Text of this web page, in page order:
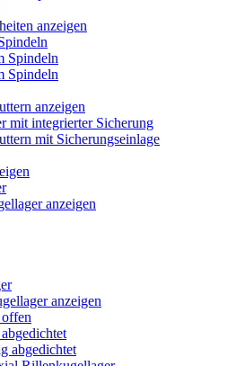
anzeigen
Spindeln
Spindeln
anzeigen
mit integrierter Sicherung
mit Sicherungseinlage
anzeigen
anzeigen
abgedichtet